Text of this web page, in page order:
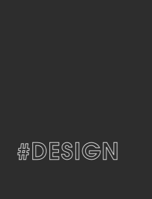
#DESIGN